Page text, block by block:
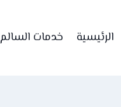
الرئيسية خدمات السالم